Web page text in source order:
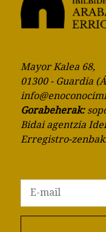
Mayor Kalea 68,
01300 - Guardia
Gorabeherak:
Bidai agentzia
Erregistro-